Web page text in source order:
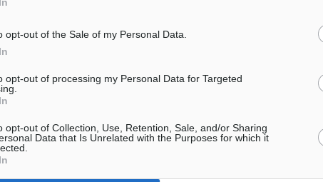
opt-out of the Sale of my Personal Data.
opt-out of processing my Personal Data for Targeted
opt-out of Collection, Use, Retention, Sale, and/or Sharing
Data that Is Unrelated with the Purposes for which it
συνθηκών
και των Σωμάτων
και χιλιομετρικής